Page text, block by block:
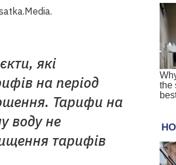
які
на період
Тарифи на
воду не
тарифів